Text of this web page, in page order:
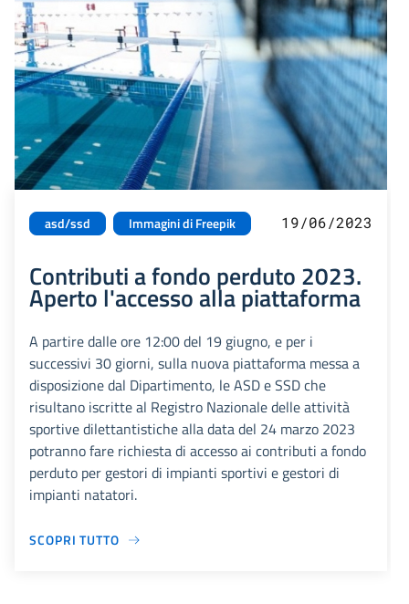
asd/ssd Immagini di Freepik 19/06/2023
Contributi a fondo perduto 2023.
Aperto l'accesso alla piattaforma
A partire dalle ore 12:00 del 19 giugno, e per i
successivi 30 giorni, sulla nuova piattaforma messa a
disposizione dal Dipartimento, le ASD e SSD che
risultano iscritte al Registro Nazionale delle attività
sportive dilettantistiche alla data del 24 marzo 2023
potranno fare richiesta di accesso ai contributi a fondo
perduto per gestori di impianti sportivi e gestori di
impianti natatori.
SCOPRI TUTTO